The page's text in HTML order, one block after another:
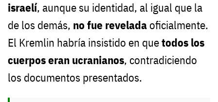
israelí, aunque su identidad, al igual que la
de los demás, no fue revelada oficialmente.
El Kremlin habría insistido en quetodos los
cuerpos eran ucranianos, contradiciendo
los documentos presentados.